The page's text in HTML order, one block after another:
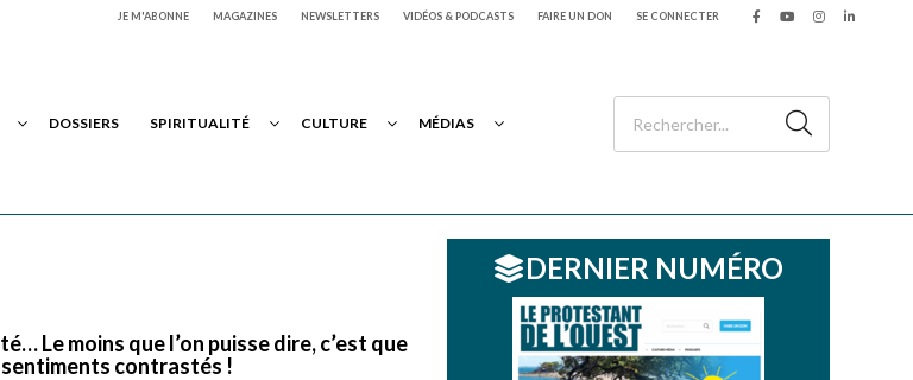
JE M'ABONNE MAGAZINES NEWSLETTERS VIDÉOS & PODCASTS FAIRE UN DON SE CONNECTER
DOSSIERS SPIRITUALITÉ CULTURE MÉDIAS
Le moins que l’on puisse dire, c’est que
sentiments contrastés !
DERNIER NUMÉRO